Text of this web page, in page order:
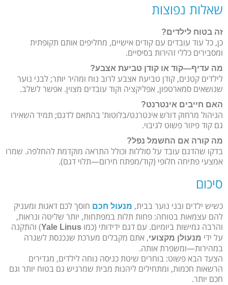
שאלות נפוצות
זה בטוח לילדים?
כן, כל עוד עובדים עם קודים אישיים, מחליפים אותם תקופתית
ומסבירים כללי זהירות בסיסיים.
מה עדיף—קוד או קודן טביעת אצבע?
לילדים קטנים, קודן טביעת אצבע לרוב נוח ומהיר יותר; לבני נוער
שנושאים סמארטפון, אפליקציה וקוד עובדים מצוין. אפשר לשלב.
האם חייבים אינטרנט?
הניהול מרחוק דורש אינטרנט/בלוטות’ בהתאם לדגם; תמיד השאירו
גם קוד פיזור פשוט לגיבוי.
מה קורה אם החשמל נפל?
בדקו שהדגם עובד על סוללות וכולל התראה מוקדמת להחלפה. שמרו
אמצעי פתיחה חלופי (קוד/מפתח חירום—תלוי דגם).
סיכום
כשיש ילדים ובני נוער בבית, מנעול חכם חוסך לכם דאגות ומעניק
להם עצמאות בטוחה: פחות תלות במפתחות, יותר שליטה ונראות,
והרבה גמישות ביומיום. עם דגם ידידותי (כמו Yale Linus) והתקנה
על ידי מנעולן מקצועי, אתם מקבלים מערכת שנכנסת לשגרה
במהירות—ומשפרת אותה.
הצעד הבא פשוט: בוחרים שיטת כניסה נוחה לילדים, מגדירים
הרשאות חכמות, ומתחילים ליהנות מבית שמרגיש גם בטוח יותר וגם
חכם יותר.